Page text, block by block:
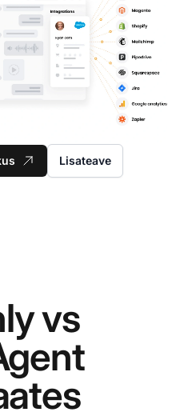
Lisateave
vs